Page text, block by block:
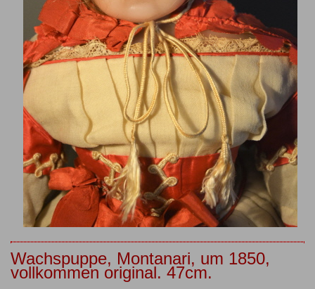
Wachspuppe, Montanari, um 1850,
vollkommen original. 47cm.